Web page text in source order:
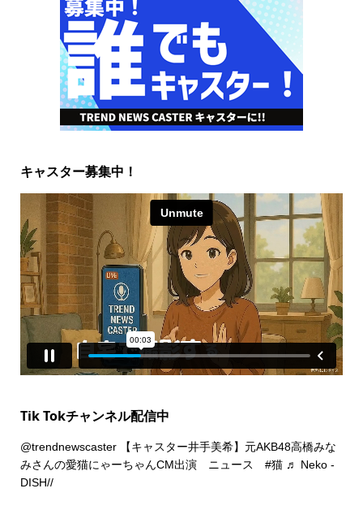
キャスター募集中！
Tik Tokチャンネル配信中
@trendnewscaster【キャスター井手美希】元AKB48高橋みな
みさんの愛猫にゃーちゃんCM出演 ニュース #猫 ♬ Neko -
DISH//